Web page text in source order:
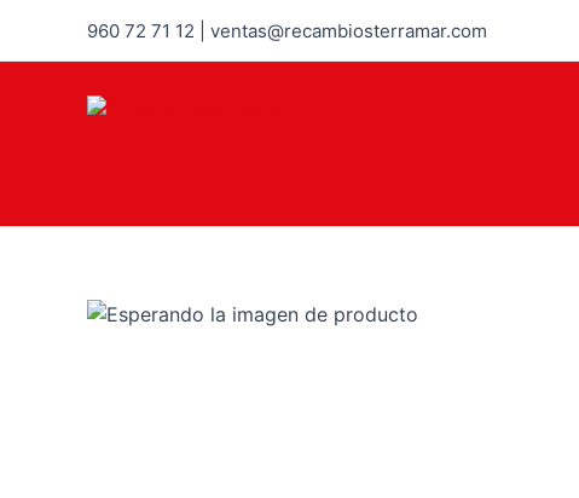
960 72 71 12 | ventas@recambiosterramar.com